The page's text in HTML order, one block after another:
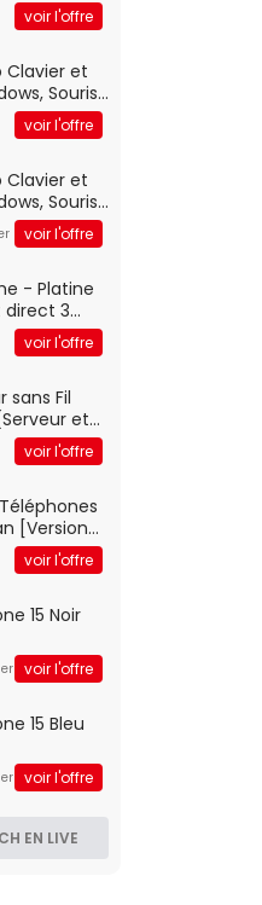
voir l'offre
Clavier et
Souris
USB Plug
voir l'offre
Clavier et
Souris
USB Plug
voir l'offre
- Platine
3
min) avec
USB
voir l'offre
sans Fil
et
Point
voir l'offre
[Version
voir l'offre
15 Noir
voir l'offre
15 Bleu
voir l'offre
EN LIVE